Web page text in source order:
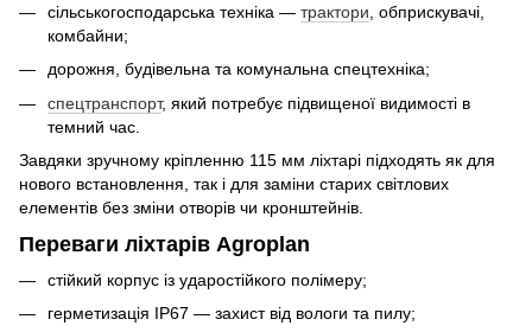
сільськогосподарська техніка — трактори , обприскувачі,
комбайни;
дорожня, будівельна та комунальна спецтехніка;
спецтранспорт, який потребує підвищеної видимості в
темний час.
Завдяки зручному кріпленню 115 мм ліхтарі підходять як для
нового встановлення, так і для заміни старих світлових
елементів без зміни отворів чи кронштейнів.
Переваги ліхтарів Agroplan
стійкий корпус із ударостійкого полімеру;
герметизація IP67 — захист від вологи та пилу;